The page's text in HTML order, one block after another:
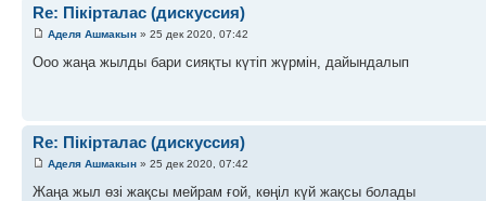
Re: Пікірталас (дискуссия)
Аделя Ашмакын » 25 дек 2020, 07:42
Ооо жаңа жылды бари сияқты күтіп жүрмін, дайындалып
Re: Пікірталас (дискуссия)
Аделя Ашмакын » 25 дек 2020, 07:42
Жаңа жыл өзі жақсы мейрам ғой, көңіл күй жақсы болады